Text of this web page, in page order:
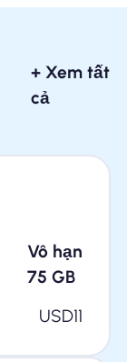
+ Xem tất
cả
Vô hạn
75 GB
USD11